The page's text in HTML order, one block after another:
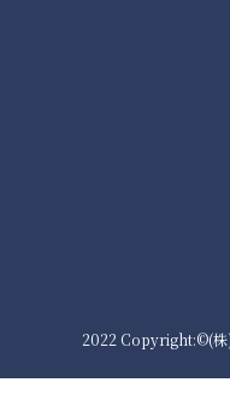
2022 Copyright:©(株